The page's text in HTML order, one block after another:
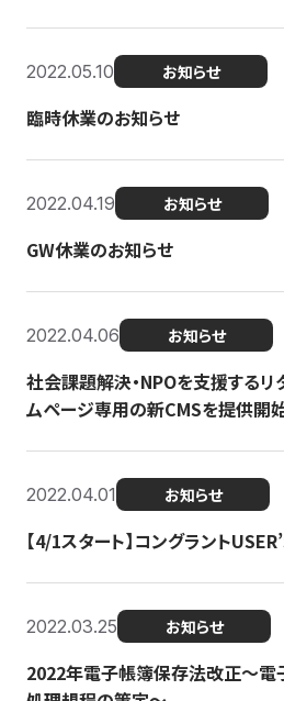
2022.05.10 お知らせ
臨時休業のお知らせ
2022.04.19 お知らせ
GW休業のお知らせ
2022.04.06 お知らせ
社会課題解決・NPOを支援するリ
ムページ専用の新CMSを提供開始
2022.04.01 お知らせ
【4/1スタート】コングラント
2022.03.25 お知らせ
2022年電子帳簿保存法改正～電